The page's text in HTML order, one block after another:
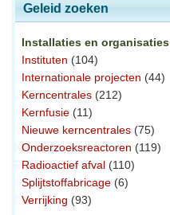
Geleid zoeken
Installaties en organisaties
Instituten (104)
Internationale projecten (44)
Kerncentrales (212)
Kernfusie (11)
Nieuwe kerncentrales (75)
Onderzoeksreactoren (119)
Radioactief afval (110)
Splijtstoffabricage (6)
Verrijking (93)